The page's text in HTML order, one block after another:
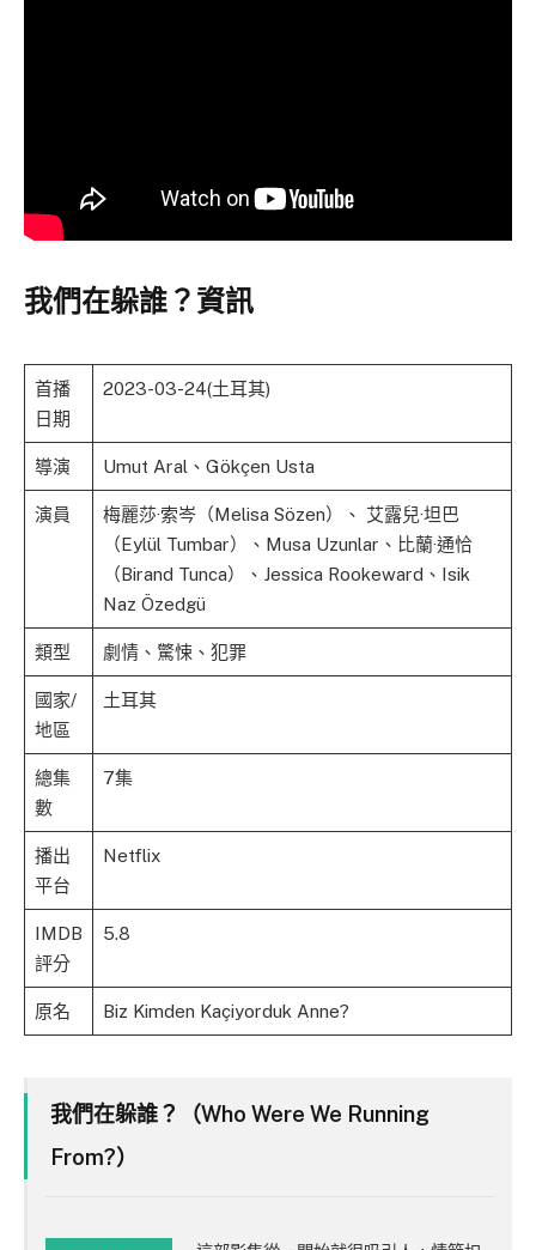
我們在躲誰？資訊
首播
日期
2023-03-24(土耳其)
導演 Umut Aral、Gökçen Usta
演員
梅麗莎·索岑（Melisa Sözen）、 艾露兒·坦巴
（Eylül Tumbar）、Musa Uzunlar、比蘭·通恰
（Birand Tunca）、Jessica Rookeward、Isik
Naz Özedgü
類型 劇情、驚悚、犯罪
國家/
地區
土耳其
總集
數
7集
播出
平台
Netflix
IMDB
評分
5.8
原名 Biz Kimden Kaçiyorduk Anne?
我們在躲誰？（Who Were We Running
From?）